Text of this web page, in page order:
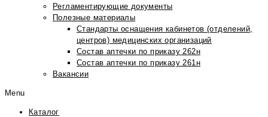
Регламентирующие документы
Полезные материалы
Стандарты оснащения кабинетов (отделений,
центров) медицинских организаций
Состав аптечки по приказу 262н
Состав аптечки по приказу 261н
Вакансии
Menu
Каталог